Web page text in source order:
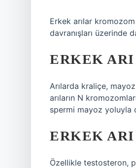
Erkek arılar
davranışları üzerinde
ERKEK
Arılarda kraliçe,
arıların N
spermi mayoz yoluyla
ERKEK ARI
Özellikle testosteron,